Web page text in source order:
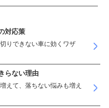
対応策
りできない車に効くワザ
らない理由
えて、落ちない悩みも増え